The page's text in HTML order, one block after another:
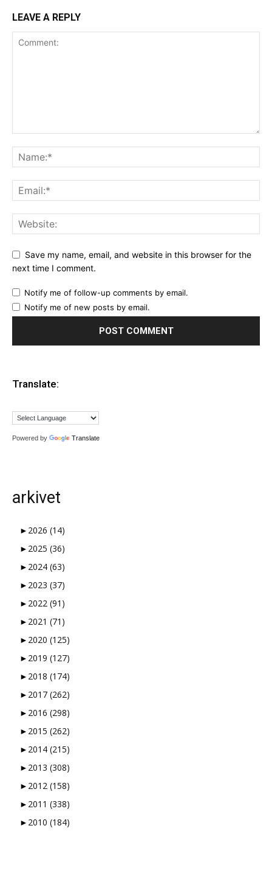
LEAVE A REPLY
Save my name, email, and website in this browser for the
next time I comment.
Notify me of follow-up comments by email.
Notify me of new posts by email.
Translate:
Powered by Translate
arkivet
► 2026 (14)
► 2025 (36)
► 2024 (63)
► 2023 (37)
► 2022 (91)
► 2021 (71)
► 2020 (125)
► 2019 (127)
► 2018 (174)
► 2017 (262)
► 2016 (298)
► 2015 (262)
► 2014 (215)
► 2013 (308)
► 2012 (158)
► 2011 (338)
► 2010 (184)